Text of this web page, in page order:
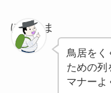
ぽちゃま
鳥居をく
ための列
マナーよ